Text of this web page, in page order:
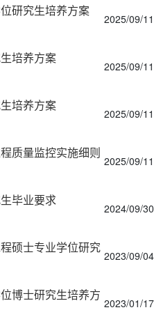
研究生培养方案
2025/09/11
培养方案
2025/09/11
培养方案
2025/09/11
质量监控实施细则
2025/09/11
毕业要求
2024/09/30
硕士专业学位研究
2023/09/04
博士研究生培养方
2023/01/17